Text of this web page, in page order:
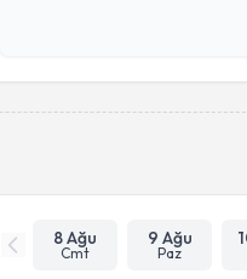
Takvim
8 Ağu
Cmt
9 Ağu
Paz